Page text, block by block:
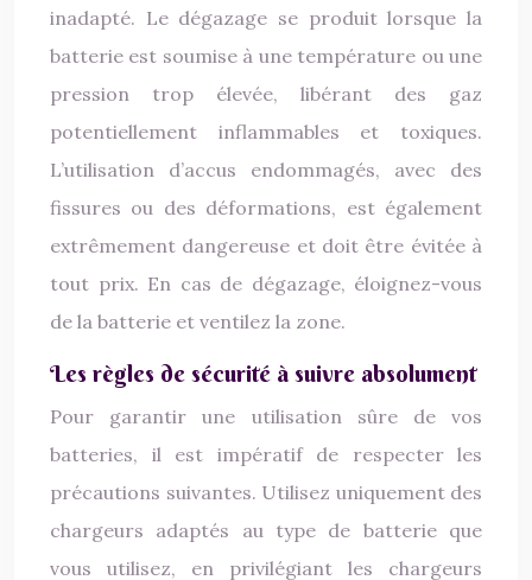
inadapté. Le dégazage se produit lorsque la
batterie est soumise à une température ou une
pression trop élevée, libérant des gaz
potentiellement inflammables et toxiques.
L’utilisation d’accus endommagés, avec des
fissures ou des déformations, est également
extrêmement dangereuse et doit être évitée à
tout prix. En cas de dégazage, éloignez-vous
de la batterie et ventilez la zone.
Les règles de sécurité à suivre absolument
Pour garantir une utilisation sûre de vos
batteries, il est impératif de respecter les
précautions suivantes. Utilisez uniquement des
chargeurs adaptés au type de batterie que
vous utilisez, en privilégiant les chargeurs